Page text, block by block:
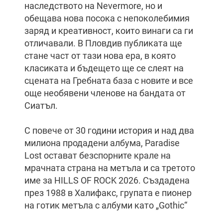
наследството на Nevermore, но и
обещава нова посока с непоколебимия
заряд и креативност, които винаги са ги
отличавали. В Пловдив публиката ще
стане част от тази нова ера, в която
класиката и бъдещето ще се слеят на
сцената на Гребната база с новите и все
още необявени членове на бандата от
Сиатъл.
С повече от 30 години история и над два
милиона продадени албума, Paradise
Lost остават безспорните крале на
мрачната страна на метъла и са третото
име за HILLS OF ROCK 2026. Създадена
през 1988 в Халифакс, групата е пионер
на готик метъла с албуми като „Gothic“